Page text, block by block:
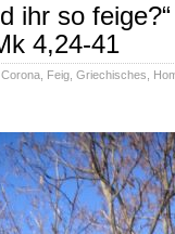
ihr so
4,24-41
Corona Feig Griechisches